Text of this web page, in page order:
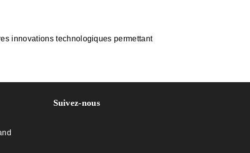
innovations technologiques permettant
Suivez-nous